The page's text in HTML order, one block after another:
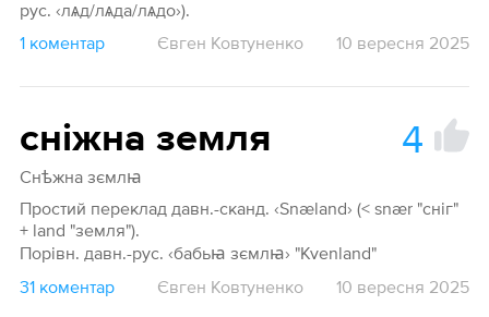
рус. ‹лѧд/лѧда/лѧдо›).
1 коментар
Євген Ковтуненко 10 вересня 2025
сніжна земля 4
Снѣжна зємлꙗ
Простий переклад давн.-сканд. ‹Snæland› (< snær "сніг"
+ land "земля").
Порівн. давн.-рус. ‹бабьꙗ зємлꙗ› "Kvenland"
31 коментар
Євген Ковтуненко 10 вересня 2025